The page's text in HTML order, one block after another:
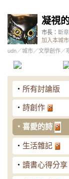
凝視
市長： 斷章
加入本城市
udn／城市／文學創作／
‧ 所有討論版
‧ 詩創作
‧ 喜愛的詩
‧ 生活雜記
‧ 讀書心得分享